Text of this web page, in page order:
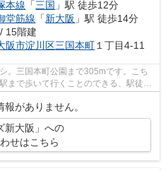
本線 「三国 」駅 徒歩12分
堂筋線 「新大阪 」駅 徒歩14分
15階建
阪市淀川区三国本町 １丁目4-11
。三国本町公園まで305mです。こち
まで歩いて行くことのできる、駅徒歩
る...
がありません。
新大阪」への
せはこちら